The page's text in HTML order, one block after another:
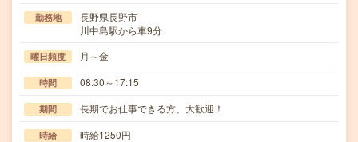
勤務地
長野県長野市
川中島駅から車9分
曜日頻度 月～金
時間 08:30～17:15
期間 長期でお仕事できる方、大歓迎！
時給 時給1250円